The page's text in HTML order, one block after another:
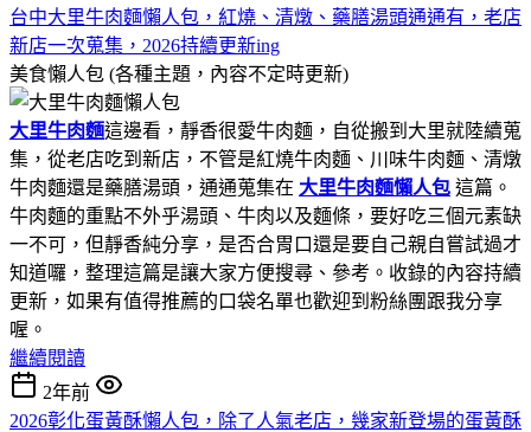
台中大里牛肉麵懶人包，紅燒、清燉、藥膳湯頭通通有，老店
新店一次蒐集，2026持續更新ing
美食懶人包 (各種主題，內容不定時更新)
大里牛肉麵這邊看，靜香很愛牛肉麵，自從搬到大里就陸續蒐
集，從老店吃到新店，不管是紅燒牛肉麵、川味牛肉麵、清燉
牛肉麵還是藥膳湯頭，通通蒐集在 大里牛肉麵懶人包 這篇。
牛肉麵的重點不外乎湯頭、牛肉以及麵條，要好吃三個元素缺
一不可，但靜香純分享，是否合胃口還是要自己親自嘗試過才
知道囉，整理這篇是讓大家方便搜尋、參考。收錄的內容持續
更新，如果有值得推薦的口袋名單也歡迎到粉絲團跟我分享
喔。
繼續閱讀
2年前
2026彰化蛋黃酥懶人包，除了人氣老店，幾家新登場的蛋黃酥